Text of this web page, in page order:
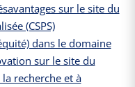
sur le site du
(CSPS)
dans le domaine
sur le site du
recherche et à